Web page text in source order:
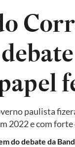
paulista
2022 e com
do debate da